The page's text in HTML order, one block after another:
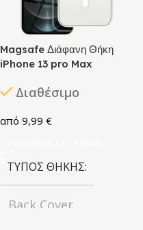
Magsafe Διάφανη Θήκη
iPhone 13 pro Max
Διαθέσιμο
9,99 €
ΤΎΠΟΣ ΘΉΚΗΣ
Back Cover